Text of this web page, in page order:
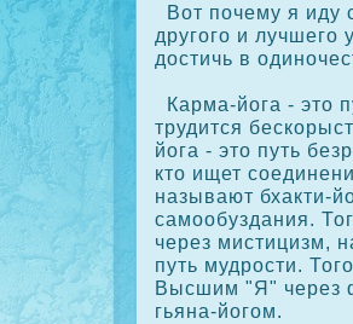
Вот почему я иду
другого и лучшего
достичь в
Карма-йога - это
трудится
йога - это путь
кто ищет
называют бхакти-
самообуздания.
через мистицизм,
путь мудрοсти.
Высшим "Я" через
гьяна-йогом.